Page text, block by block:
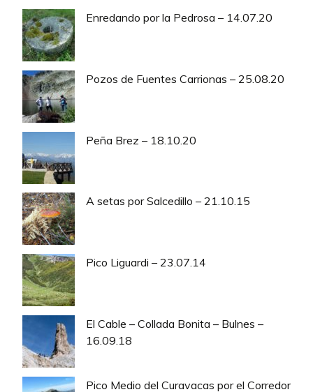
Enredando por la Pedrosa – 14.07.20
Pozos de Fuentes Carrionas – 25.08.20
Peña Brez – 18.10.20
A setas por Salcedillo – 21.10.15
Pico Liguardi – 23.07.14
El Cable – Collada Bonita – Bulnes –
16.09.18
Pico Medio del Curavacas por el Corredor